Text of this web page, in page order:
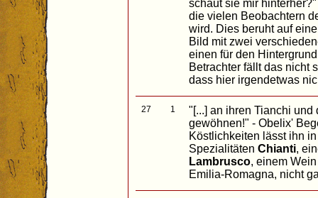
schaut sie mir
die vielen Beobachtern
wird. Dies beruht auf
Bild mit zwei
einen für den
Betrachter fällt das nicht
dass hier irgendetwas
27 1
"[...] an ihren Tianchi
gewöhnen!" - Obelix'
Köstlichkeiten lässt ihn
Spezialitäten Chianti,
Lambrusco, einem
Emilia-Romagna, nicht